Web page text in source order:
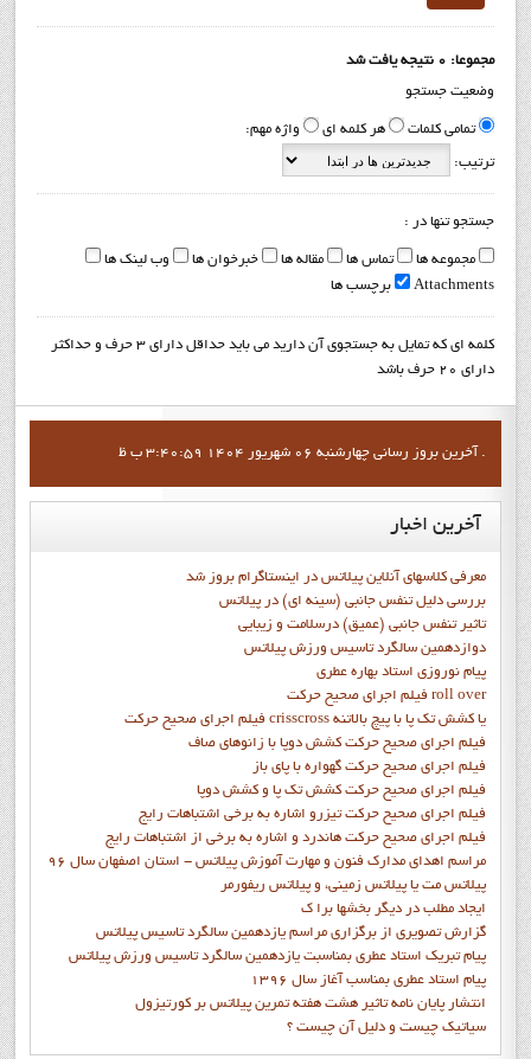
مجموعا: 0 نتیجه یافت شد
وضعیت جستجو
تمامی کلمات هر کلمه ای واژه مهم:
ترتیب:
جستجو تنها در :
مجموعه ها تماس ها مقاله ها خبرخوان ها
وب لینک ها
Attachments
برچسب ها
کلمه ای که تمایل به جستجوی آن دارید می باید حداقل دارای 3 حرف و حداکثر
دارای 20 حرف باشد
آخرين بروز رساني چهارشنبه 06 شهریور 1404 3:40:59 ب ظ .
آخرین اخبار
معرفی کلاسهای آنلاین پیلاتس در اینستاگرام بروز شد
بررسی دلیل تنفس جانبی (سینه ای) در پیلاتس
تاثیر تنفس جانبی (عمیق) درسلامت و زیبایی
دوازدهمين سالگرد تاسيس ورزش پيلاتس
پيام نوروزي استاد بهاره عطري
فيلم اجراي صحيح حرکت roll over
فيلم اجراي صحيح حركت crisscross يا كشش تك پا با پيچ بالاتنه
فيلم اجراي صحيح حرکت كشش دوپا با زانوهاي صاف
فيلم اجراي صحيح حرکت گهواره با پاي باز
فيلم اجراي صحيح حرکت کشش تک پا و کشش دوپا
فيلم اجراي صحيح حرکت تيزرو اشاره به برخي اشتباهات رايج
فيلم اجراي صحيح حرکت هاندرد و اشاره به برخي از اشتباهات رايج
مراسم اهدای مدارک فنون و مهارت آموزش پیلاتس - استان اصفهان سال 96
پیلاتس مت یا پیلاتس زمینی، و پیلاتس ریفورمر
ايجاد مطلب در ديگر بخشها برا ک
گزارش تصويري از برگزاري مراسم يازدهمين سالگرد تاسيس پيلاتس
پيام تبريک استاد عطري بمناسبت يازدهمين سالگرد تاسيس ورزش پيلاتس
پيام استاد عطري بمناسب آغاز سال 1396
انتشار پايان نامه تاثیر هشت هفته تمرین پیلاتس بر کورتیزول
سیاتیک چیست و دلیل آن چیست ؟